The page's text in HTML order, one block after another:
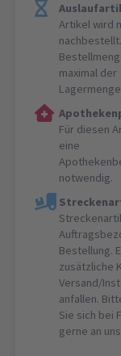
Artikel wird
nachbestellt.
maximal der
Für diesen
eine
notwendig.
Bestellung.
zusätzliche
Versand/
anfallen.
Sie sich bei
gerne an